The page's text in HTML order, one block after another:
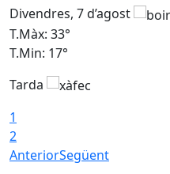
Divendres, 7 d’agost
T.Màx: 33°
T.Min: 17°
Tarda
1
2
AnteriorSegüent